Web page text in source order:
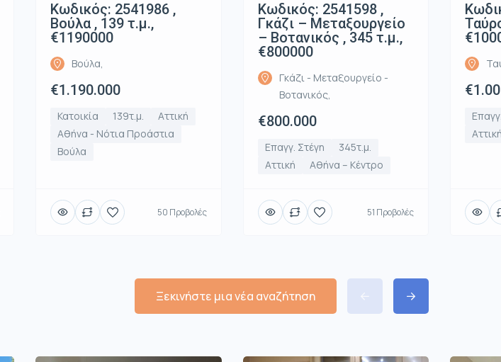
Κωδικός: 2541986 ,
Βούλα , 139 τ.μ.,
€1190000
Βούλα,
€1.190.000
Κατοικία 139τ.μ.
Αττική
Αθήνα - Νότια Προάστια
Βούλα
50 Προβολές
Κωδικός: 2541598 ,
Γκάζι – Μεταξουργείο
– Βοτανικός , 345 τ.μ.,
€800000
Γκάζι - Μεταξουργείο -
Βοτανικός,
€800.000
Επαγγ. Στέγη
345τ.μ.
Αττική
Αθήνα – Κέντρο
51 Προβολές
Ξεκινήστε μια νέα αναζήτηση